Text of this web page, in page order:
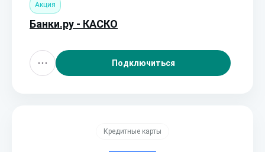
Акция
Банки.ру - КАСКО
Подключиться
Кредитные карты